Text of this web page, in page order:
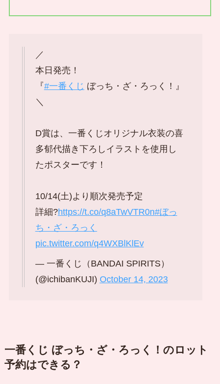
／
本日発売！
『#一番くじ ぼっち・ざ・ろっく！』
＼
D賞は、一番くじオリジナル衣装の喜
多郁代描き下ろしイラストを使用し
たポスターです！
10/14(土)より順次発売予定
詳細?https://t.co/q8aTwVTR0n#ぼっ
ち・ざ・ろっく
pic.twitter.com/q4WXBlKlEv
— 一番くじ（BANDAI SPIRITS）
(@ichibanKUJI) October 14, 2023
一番くじ ぼっち・ざ・ろっく！のロット
予約はできる？